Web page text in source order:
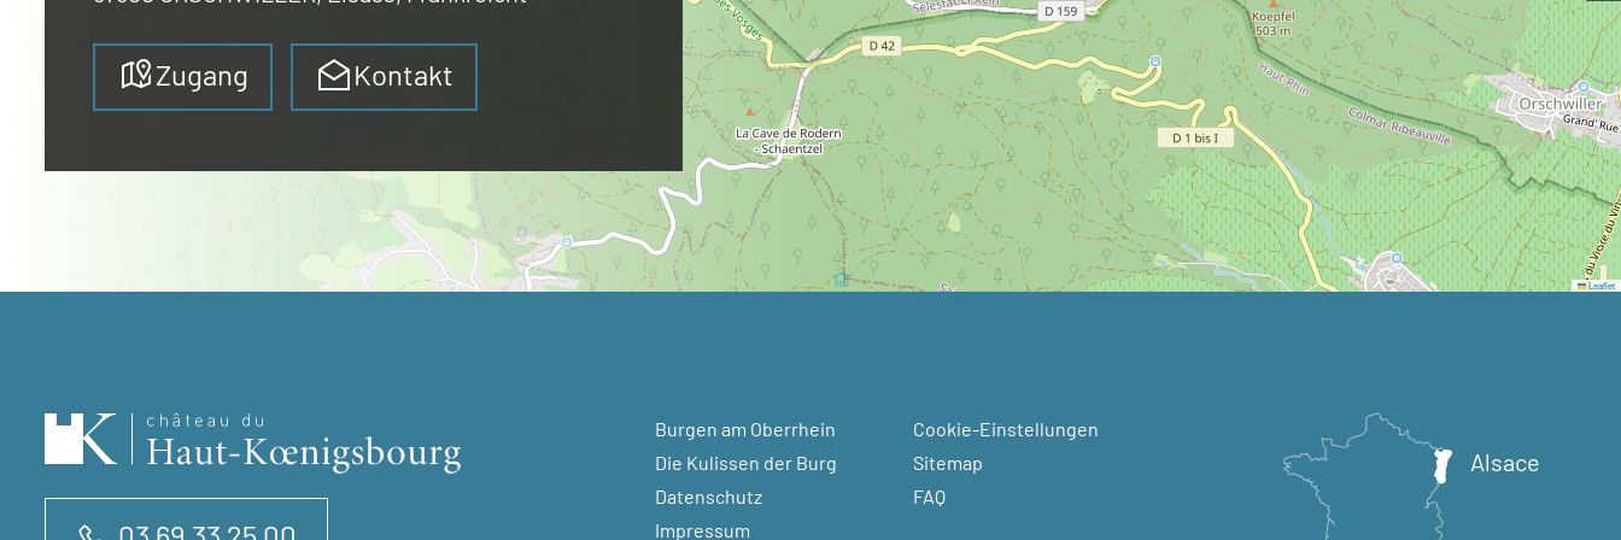
Zugang Kontakt
Leaflet
Burgen am Oberrhein
Die Kulissen der Burg
Datenschutz
Impressum
Cookie-Einstellungen
Sitemap
FAQ
Alsace